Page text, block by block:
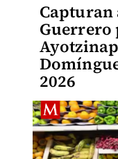
Capturan
Guerrero
2026